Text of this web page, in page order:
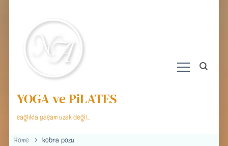
YOGA ve PiLATES
sağlıkla yaşam uzak değil…
Home kobra pozu